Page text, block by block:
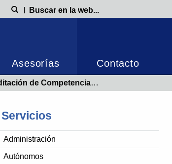
Búsqueda
Asesorías Contacto
Profesionales. Convocatoria para el año 2026
Servicios
Administración
Autónomos